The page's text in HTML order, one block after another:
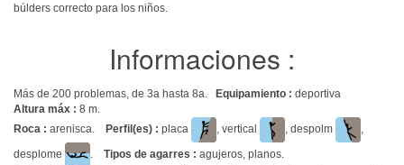
búlders correcto para los niños.
Informaciones :
Más de 200 problemas, de 3a hasta 8a. Equipamiento : deportiva
Altura máx : 8 m.
Roca : arenisca. Perfil(es) : placa , vertical , despolm
,
desplome
. Tipos de agarres : agujeros, planos.